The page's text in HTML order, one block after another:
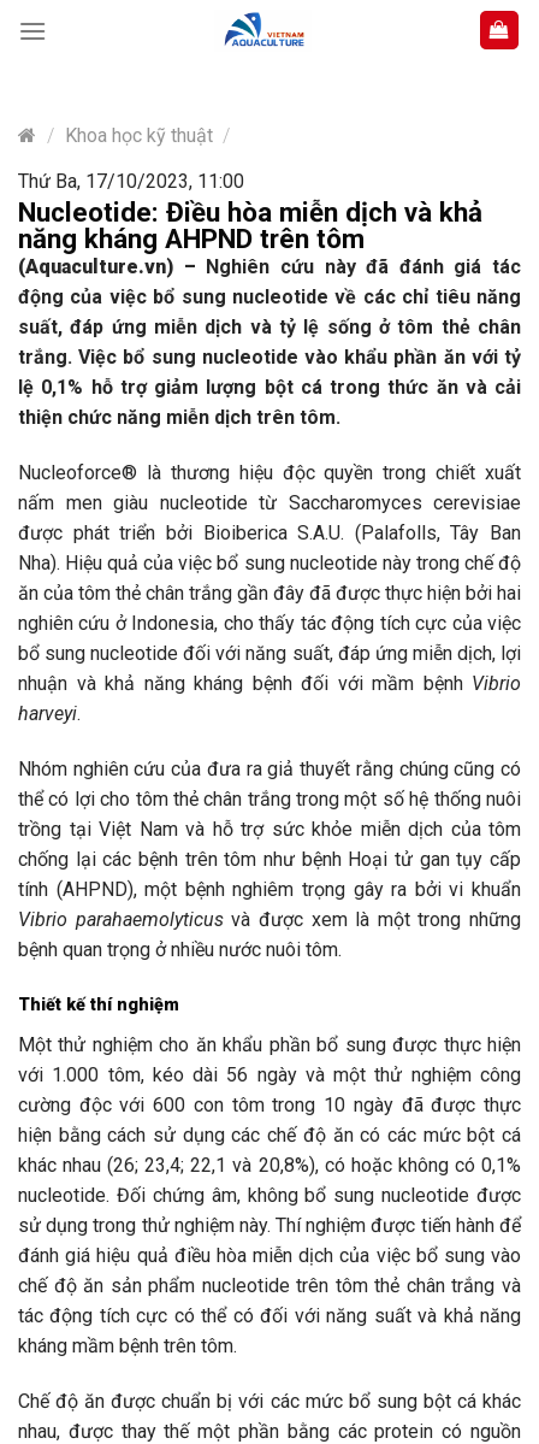
content
/ Khoa học kỹ thuật /
Thứ Ba, 17/10/2023, 11:00
Nucleotide: Điều hòa miễn dịch và khả
năng kháng AHPND trên tôm
(Aquaculture.vn) – Nghiên cứu này đã đánh giá tác
động của việc bổ sung nucleotide về các chỉ tiêu năng
suất, đáp ứng miễn dịch và tỷ lệ sống ở tôm thẻ chân
trắng. Việc bổ sung nucleotide vào khẩu phần ăn với tỷ
lệ 0,1% hỗ trợ giảm lượng bột cá trong thức ăn và cải
thiện chức năng miễn dịch trên tôm.
Nucleoforce® là thương hiệu độc quyền trong chiết xuất
nấm men giàu nucleotide từ Saccharomyces cerevisiae
được phát triển bởi Bioiberica S.A.U. (Palafolls, Tây Ban
Nha). Hiệu quả của việc bổ sung nucleotide này trong chế độ
ăn của tôm thẻ chân trắng gần đây đã được thực hiện bởi hai
nghiên cứu ở Indonesia, cho thấy tác động tích cực của việc
bổ sung nucleotide đối với năng suất, đáp ứng miễn dịch, lợi
nhuận và khả năng kháng bệnh đối với mầm bệnh Vibrio
harveyi.
Nhóm nghiên cứu của đưa ra giả thuyết rằng chúng cũng có
thể có lợi cho tôm thẻ chân trắng trong một số hệ thống nuôi
trồng tại Việt Nam và hỗ trợ sức khỏe miễn dịch của tôm
chống lại các bệnh trên tôm như bệnh Hoại tử gan tụy cấp
tính (AHPND), một bệnh nghiêm trọng gây ra bởi vi khuẩn
Vibrio parahaemolyticusvà được xem là một trong những
bệnh quan trọng ở nhiều nước nuôi tôm.
Thiết kế thí nghiệm
Một thử nghiệm cho ăn khẩu phần bổ sung được thực hiện
với 1.000 tôm, kéo dài 56 ngày và một thử nghiệm công
cường độc với 600 con tôm trong 10 ngày đã được thực
hiện bằng cách sử dụng các chế độ ăn có các mức bột cá
khác nhau (26; 23,4; 22,1 và 20,8%), có hoặc không có 0,1%
nucleotide. Đối chứng âm, không bổ sung nucleotide được
sử dụng trong thử nghiệm này. Thí nghiệm được tiến hành để
đánh giá hiệu quả điều hòa miễn dịch của việc bổ sung vào
chế độ ăn sản phẩm nucleotide trên tôm thẻ chân trắng và
tác động tích cực có thể có đối với năng suất và khả năng
kháng mầm bệnh trên tôm.
Chế độ ăn được chuẩn bị với các mức bổ sung bột cá khác
nhau, được thay thế một phần bằng các protein có nguồn